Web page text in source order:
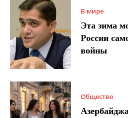
В мире
Эта зима
России
войны
Общество